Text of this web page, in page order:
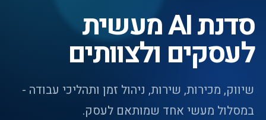
סדנת AI מעשית
לעסקים ולצוותים
שיווק, מכירות, שירות, ניהול זמן ותהליכי עבודה -
במסלול מעשי אחד שמותאם לעסק.